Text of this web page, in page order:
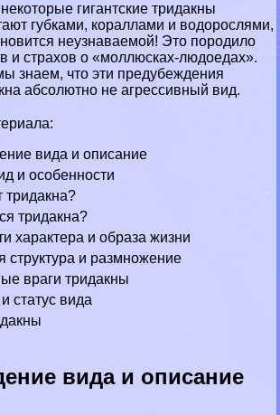
гигантские тридакны
губками, кораллами и водорослями,
неузнаваемой! Это породило
и страхов о «моллюсках-людоедах».
знаем, что эти предубеждения
абсолютно не агрессивный вид.
вида и описание
и особенности
тридакна?
тридакна?
хаpaктера и образа жизни
структура и размножение
враги тридакны
статус вида
вида и описание